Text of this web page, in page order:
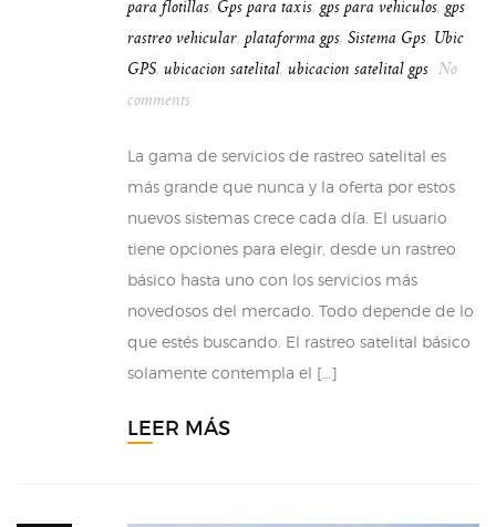
para flotillas, Gps para taxis, gps para vehiculos, gps
rastreo vehicular, plataforma gps, Sistema Gps, Ubic
GPS, ubicacion satelital, ubicacion satelital gps No
comments
La gama de servicios de rastreo satelital es
más grande que nunca y la oferta por estos
nuevos sistemas crece cada día. El usuario
tiene opciones para elegir, desde un rastreo
básico hasta uno con los servicios más
novedosos del mercado. Todo depende de lo
que estés buscando. El rastreo satelital básico
solamente contempla el […]
LEER MÁS